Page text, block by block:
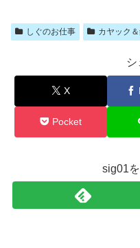
しぐのお仕事 カヤック＆
シ
X
Pocket
sig01